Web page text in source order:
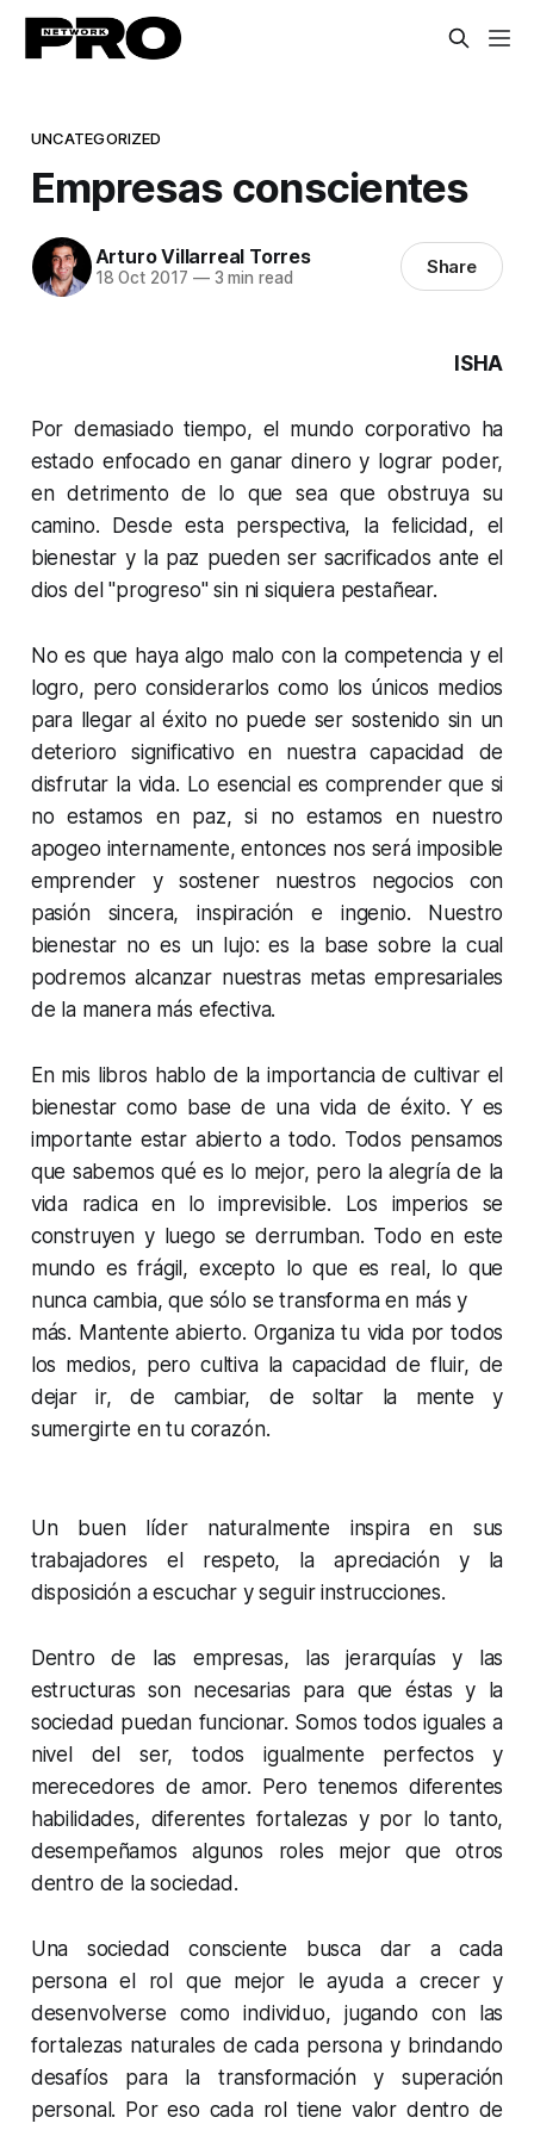
UNCATEGORIZED
Empresas conscientes
Arturo Villarreal Torres
18 Oct 2017 —3 min read Share
ISHA
Por demasiado tiempo, el mundo corporativo ha
estado enfocado en ganar dinero y lograr poder,
en detrimento de lo que sea que obstruya su
camino. Desde esta perspectiva, la felicidad, el
bienestar y la paz pueden ser sacrificados ante el
dios del "progreso" sin ni siquiera pestañear.
No es que haya algo malo con la competencia y el
logro, pero considerarlos como los únicos medios
para llegar al éxito no puede ser sostenido sin un
deterioro significativo en nuestra capacidad de
disfrutar la vida. Lo esencial es comprender que si
no estamos en paz, si no estamos en nuestro
apogeo internamente, entonces nos será imposible
emprender y sostener nuestros negocios con
pasión sincera, inspiración e ingenio. Nuestro
bienestar no es un lujo: es la base sobre la cual
podremos alcanzar nuestras metas empresariales
de la manera más efectiva.
En mis libros hablo de la importancia de cultivar el
bienestar como base de una vida de éxito. Y es
importante estar abierto a todo. Todos pensamos
que sabemos qué es lo mejor, pero la alegría de la
vida radica en lo imprevisible. Los imperios se
construyen y luego se derrumban. Todo en este
mundo es frágil, excepto lo que es real, lo que
nunca cambia, que sólo se transforma en más y
más. Mantente abierto. Organiza tu vida por todos
los medios, pero cultiva la capacidad de fluir, de
dejar ir, de cambiar, de soltar la mente y
sumergirte en tu corazón.
Un buen líder naturalmente inspira en sus
trabajadores el respeto, la apreciación y la
disposición a escuchar y seguir instrucciones.
Dentro de las empresas, las jerarquías y las
estructuras son necesarias para que éstas y la
sociedad puedan funcionar. Somos todos iguales a
nivel del ser, todos igualmente perfectos y
merecedores de amor. Pero tenemos diferentes
habilidades, diferentes fortalezas y por lo tanto,
desempeñamos algunos roles mejor que otros
dentro de la sociedad.
Una sociedad consciente busca dar a cada
persona el rol que mejor le ayuda a crecer y
desenvolverse como individuo, jugando con las
fortalezas naturales de cada persona y brindando
desafíos para la transformación y superación
personal. Por eso cada rol tiene valor dentro de